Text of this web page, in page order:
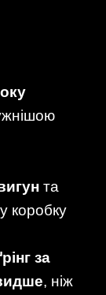
та
коробку
за
, ніж